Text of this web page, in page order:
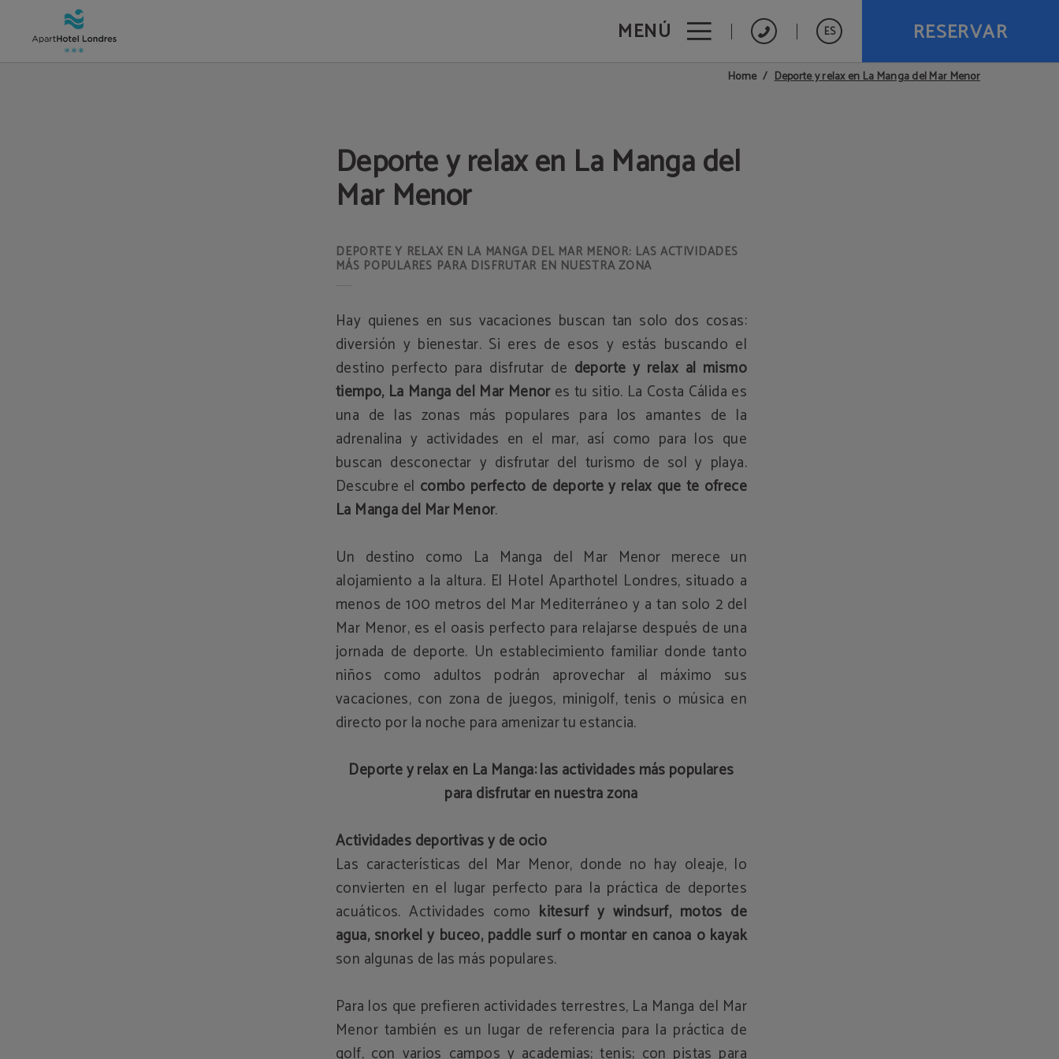
MENÚ ES RESERVAR
Deporte Y Relax En La Manga Del Mar Menor del Aparthotel Londres en La Manga del Mar Menor. Web Oficial.
Home Deporte y relax en La Manga del Mar Menor
Deporte y relax en La Manga del
Mar Menor
DEPORTE Y RELAX EN LA MANGA DEL MAR MENOR: LAS ACTIVIDADES
MÁS POPULARES PARA DISFRUTAR EN NUESTRA ZONA
Hay quienes en sus vacaciones buscan tan solo dos cosas:
diversión y bienestar. Si eres de esos y estás buscando el
destino perfecto para disfrutar de deporte y relax al mismo
tiempo, La Manga del Mar Menores tu sitio. La Costa Cálida es
una de las zonas más populares para los amantes de la
adrenalina y actividades en el mar, así como para los que
buscan desconectar y disfrutar del turismo de sol y playa.
Descubre el combo perfecto de deporte y relax que te ofrece
La Manga del Mar Menor.
Un destino como La Manga del Mar Menor merece un
alojamiento a la altura. El Hotel Aparthotel Londres, situado a
menos de 100 metros del Mar Mediterráneo y a tan solo 2 del
Mar Menor, es el oasis perfecto para relajarse después de una
jornada de deporte. Un establecimiento familiar donde tanto
niños como adultos podrán aprovechar al máximo sus
vacaciones, con zona de juegos, minigolf, tenis o música en
directo por la noche para amenizar tu estancia.
Deporte y relax en La Manga: las actividades más populares
para disfrutar en nuestra zona
Actividades deportivas y de ocio
Las características del Mar Menor, donde no hay oleaje, lo
convierten en el lugar perfecto para la práctica de deportes
acuáticos. Actividades como kitesurf y windsurf, motos de
agua, snorkel y buceo, paddle surf o montar en canoa o kayak
son algunas de las más populares.
Para los que prefieren actividades terrestres, La Manga del Mar
Menor también es un lugar de referencia para la práctica de
golf, con varios campos y academias; tenis; con pistas para